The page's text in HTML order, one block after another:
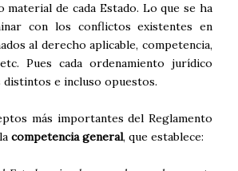
material de cada Estado. Lo que se ha
con los conflictos existentes en
al derecho aplicable, competencia,
Pues cada ordenamiento jurídico
e incluso opuestos.
más importantes del Reglamento
competencia general, que establece: